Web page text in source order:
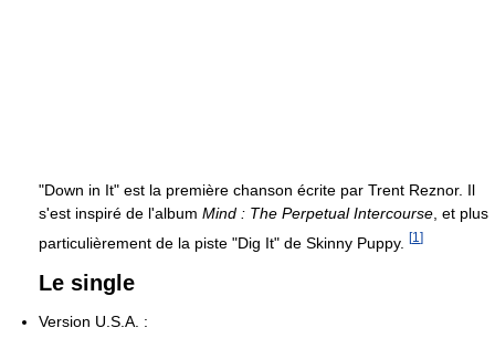
"Down in It" est la première chanson écrite par Trent Reznor. Il
s'est inspiré de l'album Mind : The Perpetual Intercourse , et plus
particulièrement de la piste "Dig It" de Skinny Puppy. [1 ]
Le single
Version U.S.A. :